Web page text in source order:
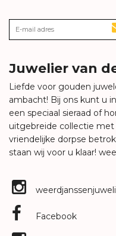
Juwelier van
Liefde voor gouden
ambacht! Bij ons kunt u
een speciaal sieraad of
uitgebreide collectie
vriendelijke dorpse
staan wij voor u klaar!
Facebook